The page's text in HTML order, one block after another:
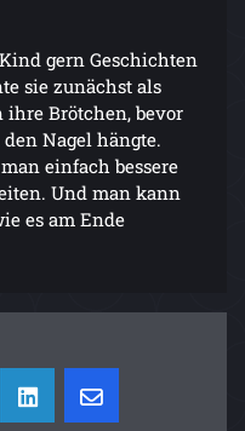
gern Geschichten
sie zunächst als
Brötchen, bevor
Nagel hängte.
einfach bessere
Und man kann
es am Ende